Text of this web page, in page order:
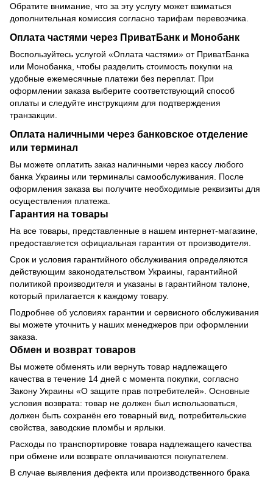
Обратите внимание, что за эту услугу может взиматься
дополнительная комиссия согласно тарифам перевозчика.
Оплата частями через ПриватБанк и Монобанк
Воспользуйтесь услугой «Оплата частями» от ПриватБанка
или Монобанка, чтобы разделить стоимость покупки на
удобные ежемесячные платежи без переплат. При
оформлении заказа выберите соответствующий способ
оплаты и следуйте инструкциям для подтверждения
транзакции.
Оплата наличными через банковское отделение
или терминал
Вы можете оплатить заказ наличными через кассу любого
банка Украины или терминалы самообслуживания. После
оформления заказа вы получите необходимые реквизиты для
осуществления платежа.
Гарантия на товары
На все товары, представленные в нашем интернет-магазине,
предоставляется официальная гарантия от производителя.
Срок и условия гарантийного обслуживания определяются
действующим законодательством Украины, гарантийной
политикой производителя и указаны в гарантийном талоне,
который прилагается к каждому товару.
Подробнее об условиях гарантии и сервисного обслуживания
вы можете уточнить у наших менеджеров при оформлении
заказа.
Обмен и возврат товаров
Вы можете обменять или вернуть товар надлежащего
качества в течение 14 дней с момента покупки, согласно
Закону Украины «О защите прав потребителей». Основные
условия возврата: товар не должен был использоваться,
должен быть сохранён его товарный вид, потребительские
свойства, заводские пломбы и ярлыки.
Расходы по транспортировке товара надлежащего качества
при обмене или возврате оплачиваются покупателем.
В случае выявления дефекта или производственного брака